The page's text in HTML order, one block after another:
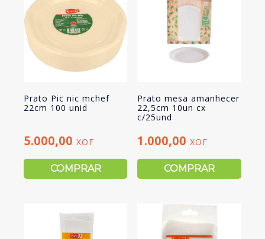
Prato Pic nic mchef
22cm 100 unid
5.000,00 XOF
COMPRAR
Prato mesa amanhecer
22,5cm 10un cx
c/25und
1.000,00XOF
COMPRAR